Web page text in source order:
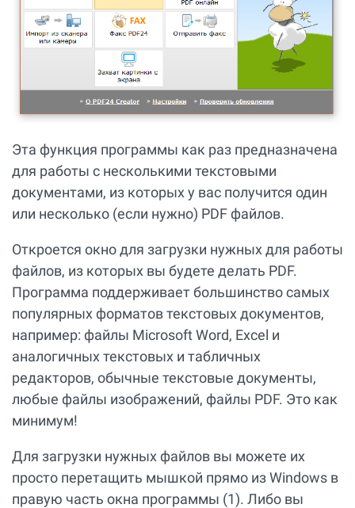
Эта функция программы как раз предназначена
для работы с несколькими текстовыми
документами, из которых у вас получится один
или несколько (если нужно) PDF файлов.
Откроется окно для загрузки нужных для работы
файлов, из которых вы будете делать PDF.
Программа поддерживает большинство самых
популярных форматов текстовых документов,
например: файлы Microsoft Word, Excel и
аналогичных текстовых и табличных
редакторов, обычные текстовые документы,
любые файлы изображений, файлы PDF. Это как
минимум!
Для загрузки нужных файлов вы можете их
просто перетащить мышкой прямо из Windows в
правую часть окна программы (1). Либо вы